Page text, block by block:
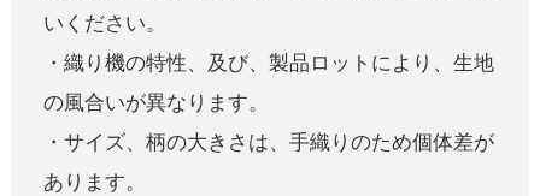
いください。
・織り機の特性、及び、製品ロットにより、生地
の風合いが異なります。
・サイズ、柄の大きさは、手織りのため個体差が
あります。